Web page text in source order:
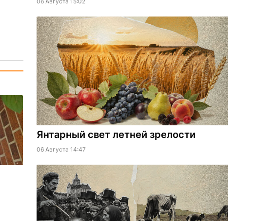
Янтарный свет летней зрелости
06 Августа 14:47